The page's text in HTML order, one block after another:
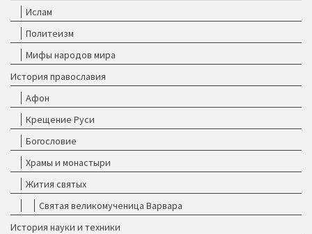
Ислам
Политеизм
Мифы народов мира
История православия
Афон
Крещение Руси
Богословие
Храмы и монастыри
Жития святых
Святая великомученица Варвара
История науки и техники